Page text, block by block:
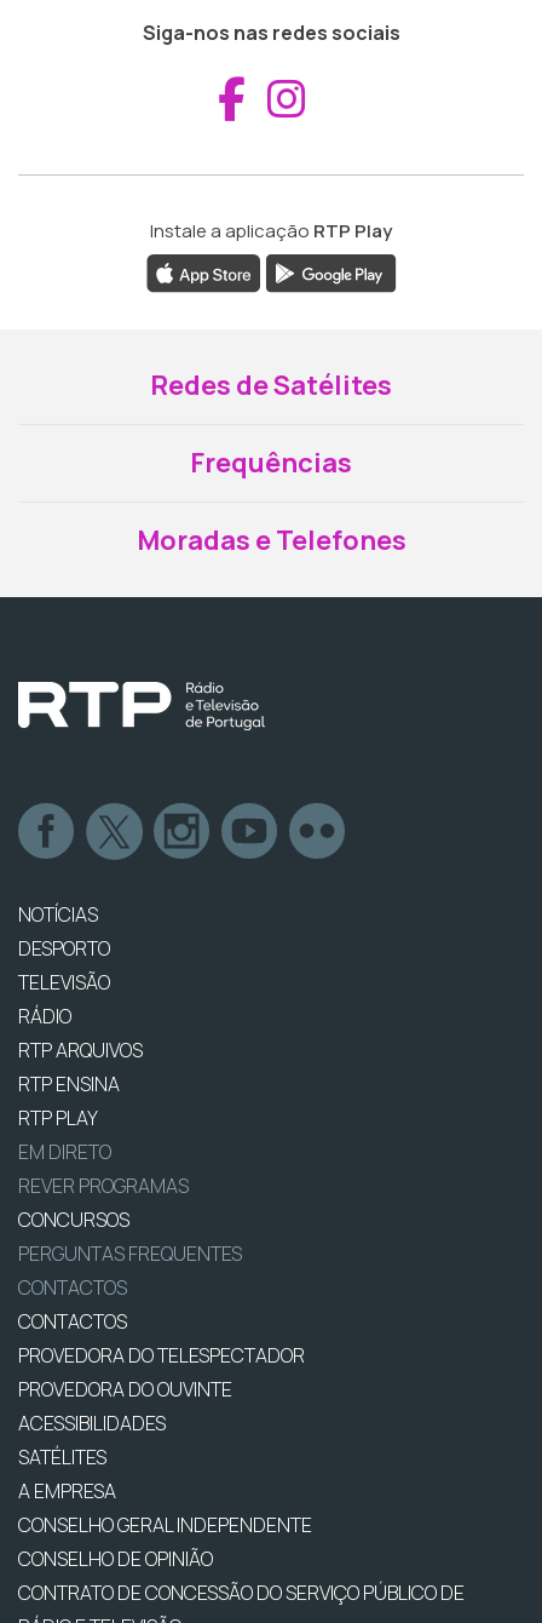
Siga-nos nas redes sociais
Aceder ao
Instale a aplicação RTP Play
Redes de Satélites
Frequências
Moradas e Telefones
NOTÍCIAS
DESPORTO
TELEVISÃO
RÁDIO
RTP ARQUIVOS
RTP ENSINA
RTP PLAY
EM DIRETO
REVER PROGRAMAS
CONCURSOS
PERGUNTAS FREQUENTES
CONTACTOS
CONTACTOS
PROVEDORA DO TELESPECTADOR
PROVEDORA DO OUVINTE
ACESSIBILIDADES
SATÉLITES
A EMPRESA
CONSELHO GERAL INDEPENDENTE
CONSELHO DE OPINIÃO
CONTRATO DE CONCESSÃO DO SERVIÇO PÚBLICO DE